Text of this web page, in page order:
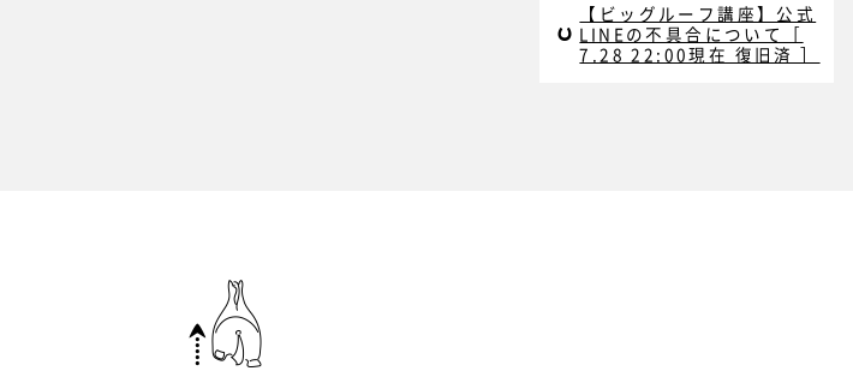
【ビッグルーフ講座】公式
LINEの不具合について［
7.28 22:00現在 復旧済 ］